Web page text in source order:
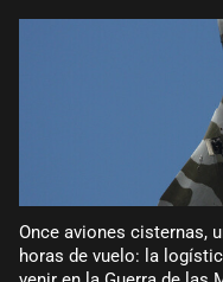
Once aviones cisternas,
horas de vuelo: la